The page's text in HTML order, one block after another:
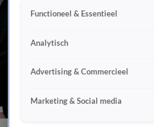
Functioneel & Essentieel
Analytisch
Advertising & Commercieel
Marketing & Social media